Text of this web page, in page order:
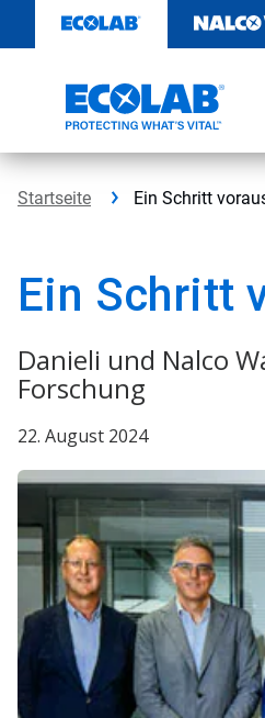
Inhalt
Startseite Ein Schritt
Ein Schritt
Danieli und Nalco
Forschung​​​​​​​
22. August 2024